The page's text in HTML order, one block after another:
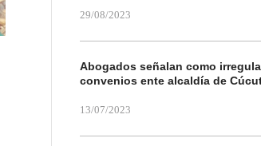
29/08/2023
Abogados señalan como
convenios ente alcaldía de
13/07/2023